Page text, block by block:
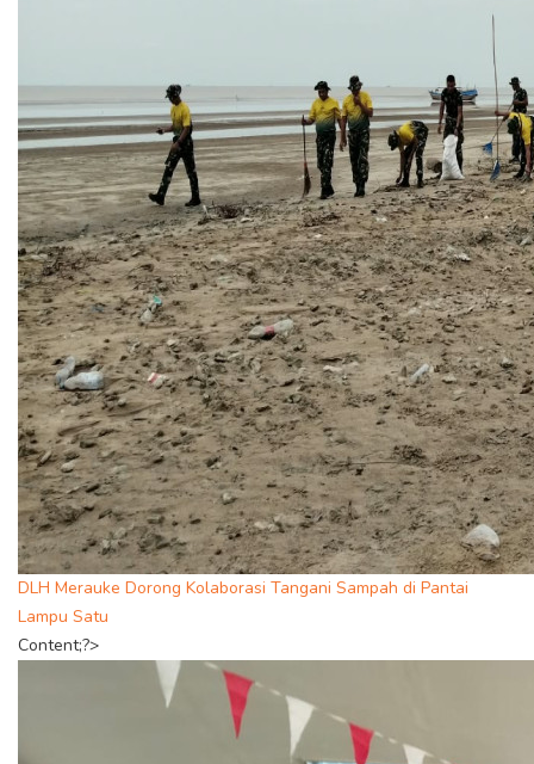
DLH Merauke Dorong Kolaborasi Tangani Sampah di Pantai
Lampu Satu
Content;?>